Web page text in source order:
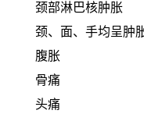
颈部淋巴核肿胀
颈、面、手均呈肿
腹胀
骨痛
头痛